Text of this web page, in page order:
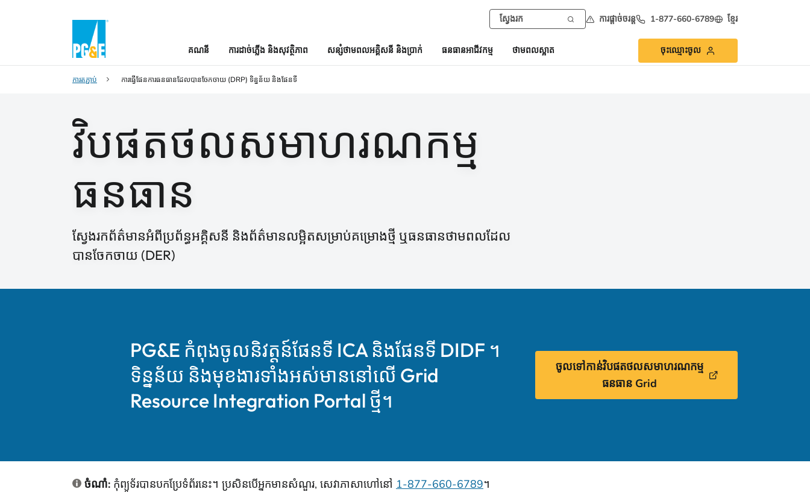
ការផ្ដាច់ចរន្ត 1-877-660-6789 ខ្មែរ
គណនី ការដាច់ភ្លើង និងសុវត្ថិភាព សន្សំថាមពលអគ្គិសនី និងប្រាក់ ធនធានអាជីវកម្ម ថាមពលស្អាត ចុះឈ្មោះចូល
ការតភ្ជាប់ ការធ្វើផែនការធនធានដែលបានចែកចាយ (DRP) ទិន្នន័យ និងផែនទី
វិបផតថលសមាហរណកម្ម
ធនធាន
ស្វែងរកព័ត៌មានអំពីប្រព័ន្ធអគ្គិសនី និងព័ត៌មានលម្អិតសម្រាប់គម្រោងថ្មី ឬធនធានថាមពលដែល
បានចែកចាយ (DER)
PG&E កំពុងចូលនិវត្តន៍ផែនទី ICA និងផែនទី DIDF ។
ទិន្នន័យ និងមុខងារទាំងអស់មាននៅលើ Grid
Resource Integration Portal ថ្មី។
ចូលទៅកាន់វិបផតថលសមាហរណកម្ម
ធនធាន Grid
ចំណាំ: កុំព្យូទ័របានបកប្រែទំព័រនេះ។ ប្រសិនបើអ្នកមានសំណួរ, សេវាភាសាហៅនៅ 1-877-660-6789។